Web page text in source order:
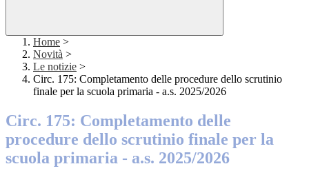
Home >
Novità >
Le notizie >
Circ. 175: Completamento delle procedure dello scrutinio
finale per la scuola primaria - a.s. 2025/2026
Circ. 175: Completamento delle
procedure dello scrutinio finale per la
scuola primaria - a.s. 2025/2026